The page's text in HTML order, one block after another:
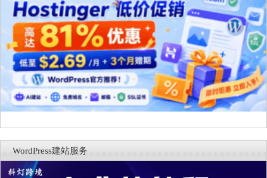
WordPress建站服务